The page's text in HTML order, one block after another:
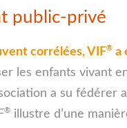
public-privé
corrélées, VIF® a
les enfants vivant
a su fédérer
® illustre d’une